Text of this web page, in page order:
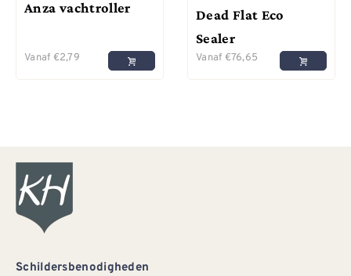
Anza vachtroller
Vanaf €2,79
Dead Flat Eco
Sealer
Vanaf €76,65
Schildersbenodigheden